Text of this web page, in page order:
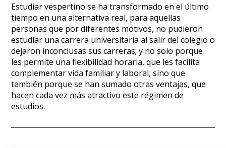
Estudiar vespertino se ha transformado en el último
tiempo en una alternativa real, para aquellas
personas que por diferentes motivos, no pudieron
estudiar una carrera universitaria al salir del colegio o
dejaron inconclusas sus carreras; y no solo porque
les permite una flexibilidad horaria, que les facilita
complementar vida familiar y laboral, sino que
también porque se han sumado otras ventajas, que
hacen cada vez más atractivo este régimen de
estudios.